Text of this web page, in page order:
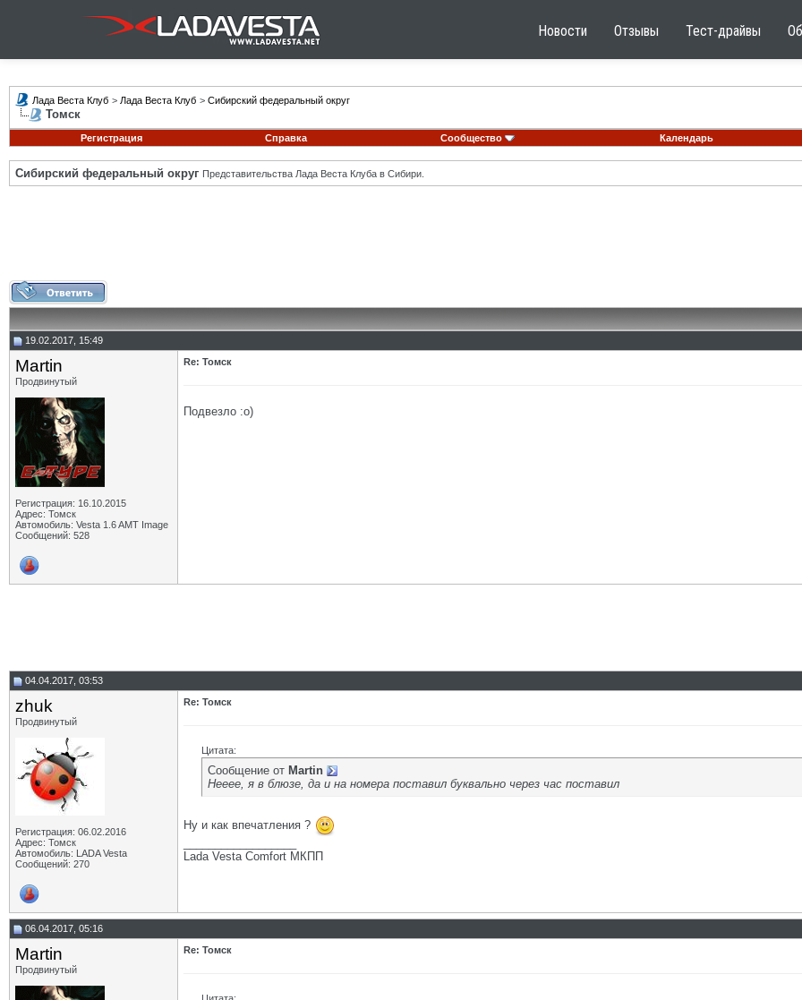
Новости Отзывы Тест-драйвы
Лада Веста Клуб > Лада Веста Клуб > Сибирский федеральный округ
Томск
Регистрация
Справка Сообщество Календарь
Сибирский федеральный округ Представительства Лада Веста Клуба в Сибири.
19.02.2017, 15:49
Martin
Продвинутый
Регистрация: 16.10.2015
Адрес: Томск
Автомобиль: Vesta 1.6 AMT Image
Сообщений: 528
Re: Томск
Подвезло :о)
04.04.2017, 03:53
zhuk
Продвинутый
Регистрация: 06.02.2016
Адрес: Томск
Автомобиль: LADA Vesta
Сообщений: 270
Re: Томск
Цитата:
Сообщение от Martin
Нееее, я в блюзе, да и на номера поставил буквально через час поставил
Ну и как впечатления ?
Lada Vesta Comfort МКПП
06.04.2017, 05:16
Martin
Продвинутый
Re: Томск